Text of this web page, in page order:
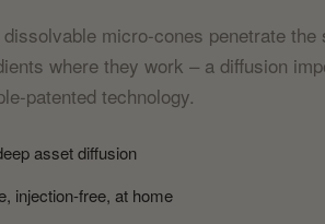
micro-cones penetrate
where they work – a diffusion
patented technology.
asset diffusion
injection-free, at home